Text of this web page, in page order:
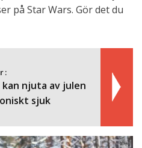
på Star Wars. Gör det du
kan njuta av julen
sjuk